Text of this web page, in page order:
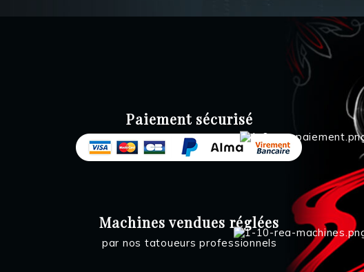
Paiement sécurisé
Machines vendues réglées
par nos tatoueurs professionnels